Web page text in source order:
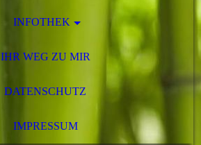
INFOTHEK
IHR WEG ZU MIR
DATENSCHUTZ
IMPRESSUM